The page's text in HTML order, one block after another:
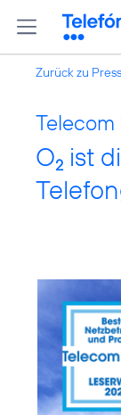
Zurück zu
O2 ist